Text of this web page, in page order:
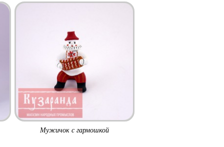
Мужичок с гармошкой